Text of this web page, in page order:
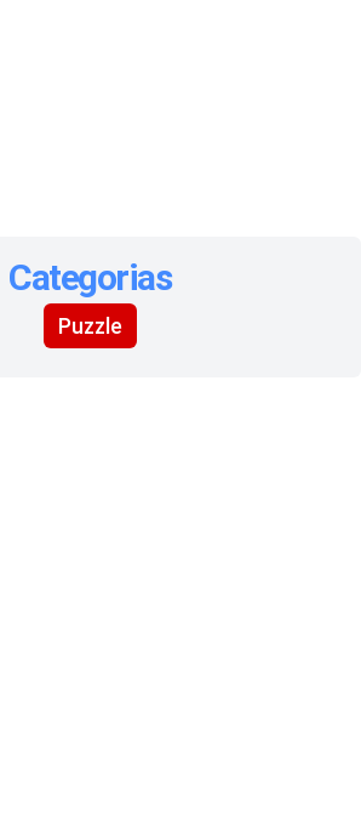
Categorias
Puzzle